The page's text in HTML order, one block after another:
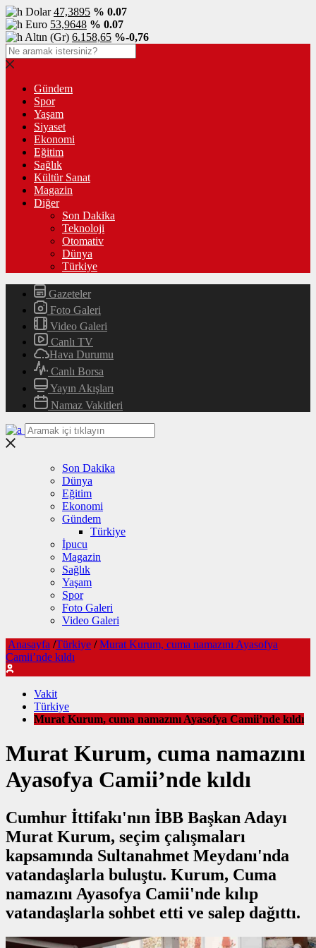
Dolar47,3895 % 0.07
Euro 53,9648 % 0.07
Altın (Gr) 6.158,65 %-0,76
Gündem
Spor
Yaşam
Siyaset
Ekonomi
Eğitim
Sağlık
Kültür Sanat
Magazin
Diğer
Son Dakika
Teknoloji
Otomativ
Dünya
Türkiye
Gazeteler
Foto Galeri
Video Galeri
Canlı TV
Hava Durumu
Canlı Borsa
Yayın Akışları
Namaz Vakitleri
Son Dakika
Dünya
Eğitim
Ekonomi
Gündem
Türkiye
İpucu
Magazin
Sağlık
Yaşam
Spor
Foto Galeri
Video Galeri
Anasayfa /Türkiye / Murat Kurum, cuma namazını Ayasofya
Camii’nde kıldı
Vakit
Türkiye
Murat Kurum, cuma namazını Ayasofya Camii’nde kıldı
Murat Kurum, cuma namazını
Ayasofya Camii’nde kıldı
Cumhur İttifakı'nın İBB Başkan Adayı
Murat Kurum, seçim çalışmaları
kapsamında Sultanahmet Meydanı'nda
vatandaşlarla buluştu. Kurum, Cuma
namazını Ayasofya Camii'nde kılıp
vatandaşlarla sohbet etti ve salep dağıttı.